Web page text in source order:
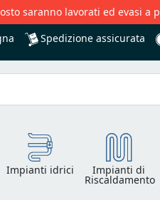
saranno lavorati ed evasi a
Spedizione assicurata
Impianti idrici Impianti di
Riscaldamento